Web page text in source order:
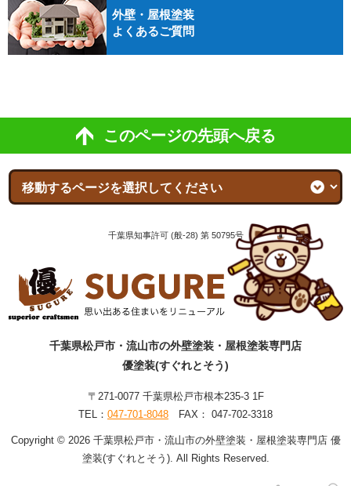
外壁・屋根塗装
よくあるご質問
このページの先頭へ戻る
千葉県知事許可 (般-28) 第 50795号
千葉県松戸市・流山市の外壁塗装・屋根塗装専門店
優塗装(すぐれとそう)
〒271-0077 千葉県松戸市根本235-3 1F
TEL： 047-701-8048 FAX： 047-702-3318
Copyright © 2026 千葉県松戸市・流山市の外壁塗装・屋根塗装専門店 優
塗装(すぐれとそう). All Rights Reserved.